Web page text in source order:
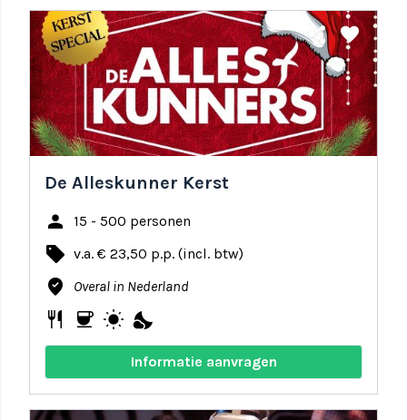
share favorite
De Alleskunner Kerst
person 15 - 500 personen
local_offer v.a. € 23,50 p.p. (incl. btw)
where_to_vote Overal in Nederland
restaurant coffee wb_sunny nights_stay
Informatie aanvragen